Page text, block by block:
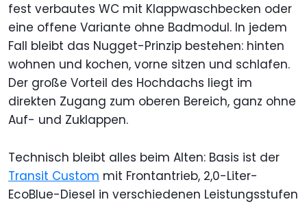
fest verbautes WC mit Klappwaschbecken oder
eine offene Variante ohne Badmodul. In jedem
Fall bleibt das Nugget-Prinzip bestehen: hinten
wohnen und kochen, vorne sitzen und schlafen.
Der große Vorteil des Hochdachs liegt im
direkten Zugang zum oberen Bereich, ganz ohne
Auf- und Zuklappen.
Technisch bleibt alles beim Alten: Basis ist der
Transit Custom mit Frontantrieb, 2,0-Liter-
EcoBlue-Diesel in verschiedenen Leistungsstufen